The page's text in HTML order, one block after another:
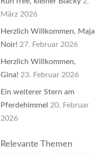
März 2026
Herzlich Willkommen, Maja
Noir! 27. Februar 2026
Herzlich Willkommen,
Gina! 23. Februar 2026
Ein weiterer Stern am
Pferdehimmel 20. Februar
2026
Relevante Themen